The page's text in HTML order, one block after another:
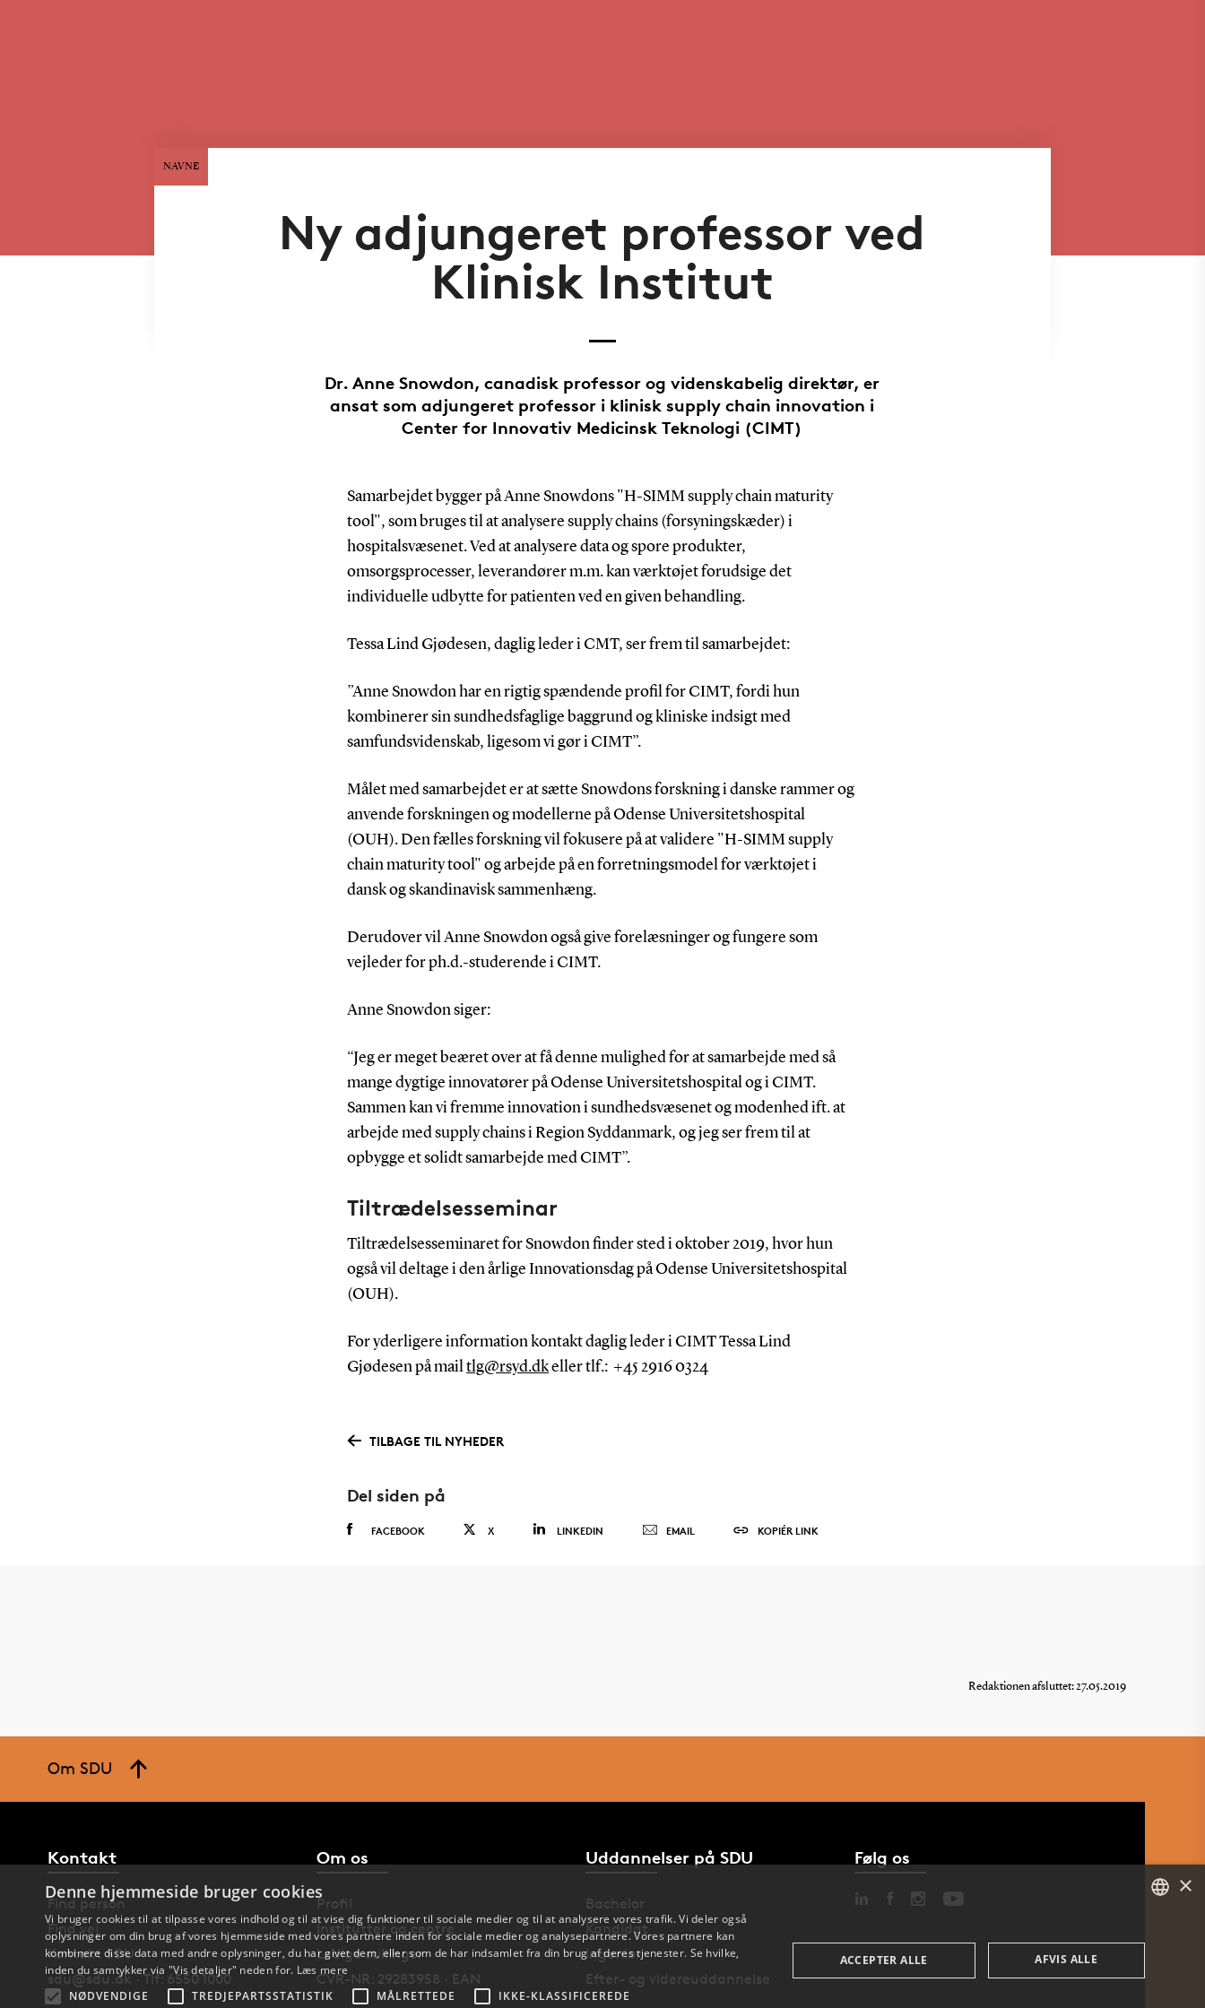
NAVNE
Ny adjungeret professor ved
Klinisk Institut
Dr. Anne Snowdon, canadisk professor og videnskabelig direktør, er
ansat som adjungeret professor i klinisk supply chain innovation i
Center for Innovativ Medicinsk Teknologi (CIMT)
Samarbejdet bygger på Anne Snowdons "H-SIMM supply chain maturity
tool", som bruges til at analysere supply chains (forsyningskæder) i
hospitalsvæsenet. Ved at analysere data og spore produkter,
omsorgsprocesser, leverandører m.m. kan værktøjet forudsige det
individuelle udbytte for patienten ved en given behandling.
Tessa Lind Gjødesen, daglig leder i CMT, ser frem til samarbejdet:
”Anne Snowdon har en rigtig spændende profil for CIMT, fordi hun
kombinerer sin sundhedsfaglige baggrund og kliniske indsigt med
samfundsvidenskab, ligesom vi gør i CIMT”.
Målet med samarbejdet er at sætte Snowdons forskning i danske rammer og
anvende forskningen og modellerne på Odense Universitetshospital
(OUH). Den fælles forskning vil fokusere på at validere "H-SIMM supply
chain maturity tool" og arbejde på en forretningsmodel for værktøjet i
dansk og skandinavisk sammenhæng.
Derudover vil Anne Snowdon også give forelæsninger og fungere som
vejleder for ph.d.-studerende i CIMT.
Anne Snowdon siger:
“Jeg er meget beæret over at få denne mulighed for at samarbejde med så
mange dygtige innovatører på Odense Universitetshospital og i CIMT.
Sammen kan vi fremme innovation i sundhedsvæsenet og modenhed ift. at
arbejde med supply chains i Region Syddanmark, og jeg ser frem til at
opbygge et solidt samarbejde med CIMT”.
Tiltrædelsesseminar
Tiltrædelsesseminaret for Snowdon finder sted i oktober 2019, hvor hun
også vil deltage i den årlige Innovationsdag på Odense Universitetshospital
(OUH).
For yderligere information kontakt daglig leder i CIMT Tessa Lind
Gjødesen på mail tlg@rsyd.dkeller tlf.: +45 2916 0324
TILBAGE TIL NYHEDER
Del siden på
FACEBOOK X LINKEDIN EMAIL KOPIÉR LINK
Redaktionen afsluttet: 27.05.2019
Om SDU
Kontakt
Find person
Find vej
Kontakt SDU
sdu@sdu.dk · Tlf: 6550 1000
Om os
Profil
Institutter og centre
Ledige stillinger
CVR-NR: 29283958 · EAN
Uddannelser på SDU
Bachelor
Kandidat
Ingeniør
Efter- og videreuddannelse
Følg os
ENGLISH
×
Denne hjemmeside bruger cookies
Vi bruger cookies til at tilpasse vores indhold og til at vise dig funktioner til sociale medier og til at analysere vores trafik. Vi deler også
oplysninger om din brug af vores hjemmeside med vores partnere inden for sociale medier og analysepartnere. Vores partnere kan
kombinere disse data med andre oplysninger, du har givet dem, eller som de har indsamlet fra din brug af deres tjenester. Se hvilke,
inden du samtykker via "Vis detaljer" neden for. Læs mere
NØDVENDIGE
TREDJEPARTSSTATISTIK MÅLRETTEDE IKKE-KLASSIFICEREDE
ACCEPTER ALLE AFVIS ALLE